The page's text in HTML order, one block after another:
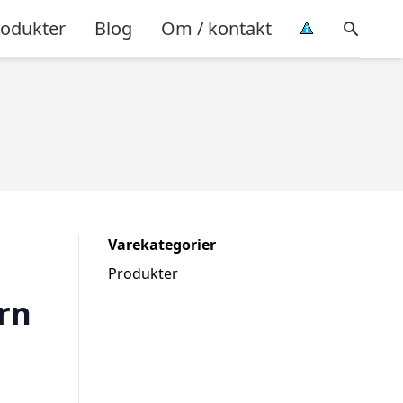
Blog Om / kontakt
Varekategorier
Produkter